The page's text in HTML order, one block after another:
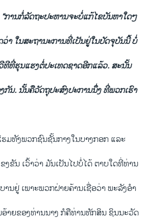
“ການ​ກໍ່​ລັດຖະປະຫານຈະ​ບໍ່​ແກ້​ໄຂ​ບັນຫາໃດ​ໆ​
າ ​ໃນ​ສະຖານະ​ການ​ທີ່​ເປັນ​ຢູ່​ໃນ​ປັດ​ຈຸບັນ​ນີ້ ບໍ່​
ທີ​ທີ່ຮຸນ​ແຮງ​ຕໍ່​ປະ​ເທດ​ຊາດ​ອີກ​ແລ້ວ. ສະ​ນັ້ນ
ກັນ. ນັ້ນ​ຄື​ວັດ​ຖຸປະສົງ​ປະການ​ນຶ່ງ ທີ່ພວກ​ເຮົາ​
ມ​ທັງພວກ​ຊົນ​ຊັ້ນ​ກາງໃນ​ບາງກອກ ​ແລະ​
ຂັນ ​ເວົ້າ​ວ່າ ມັນ​ເປັນ​ໄປ​ບໍ່ໄດ້ ຕາບ​ໃດ​ທີ່​ທ່ານ​
ານຢູ່ ​ເພາະພວກຝ່າຍ​ຄ້ານ​ເຊື່ອ​ວ່າ​ ພະລັງ​ອໍາ
າຍຂອງ​ທ່ານນາງ ກໍ​ຄື​ທ່ານທັກສິນ ຊິນນະ​ວັດ